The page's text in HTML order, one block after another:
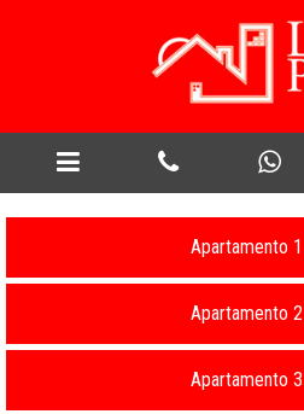
Apartamento
Apartamento
Apartamento